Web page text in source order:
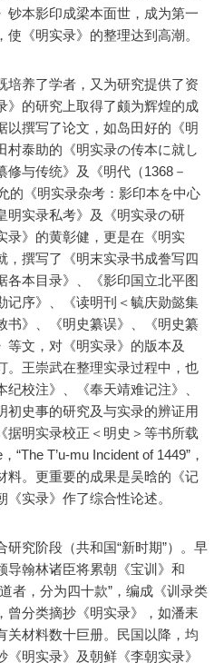
钞本影印成梁本面世，成为第一
《明实录》的整理达到高潮。
培养了学者，又为研究提供了资
》的研究上取得了颇为辉煌的成
以撰写了论文，如岛田好的《明
村泰助的《明实录の传本に就し
修与传统》及《明代（1368－
的《明实录杂考：影印本を中心
明实录私考》及《明实录の研
录》的黄彰健，更是在《明实
，撰写了《明末实录书成誊写四
各本目录》、《影印国立北平图
记序》、《读明刊＜毓庆勋懿集
书》、《明史纂误》、《明史纂
等文，对《明实录》的版本及
。王崇武在整理实录过程中，也
校注》、《奉天靖难记注》、
初史事的研究及与实录的辨证用
据明实录校正＜明史＞等书所载
“The T’u-mu Incident of 1449”，
料。更重要的成果是吴晗的《记
实录》作了综合性论述。
究阶段（共和国“新时期”）。早
导翰林诸臣将累朝《宝训》和
者，分为四十款”，编成《训录类
曾分类摘抄《明实录》，如潘耒
关材料数十巨册。民国以降，均
明实录》及朝鲜《李朝实录》